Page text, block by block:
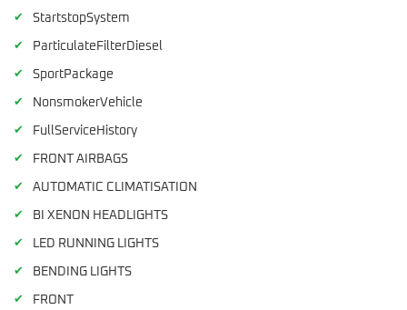
✔ StartstopSystem
✔ ParticulateFilterDiesel
✔ SportPackage
✔ NonsmokerVehicle
✔ FullServiceHistory
✔ FRONT AIRBAGS
✔ AUTOMATIC CLIMATISATION
✔ BI XENON HEADLIGHTS
✔ LED RUNNING LIGHTS
✔ BENDING LIGHTS
✔ FRONT